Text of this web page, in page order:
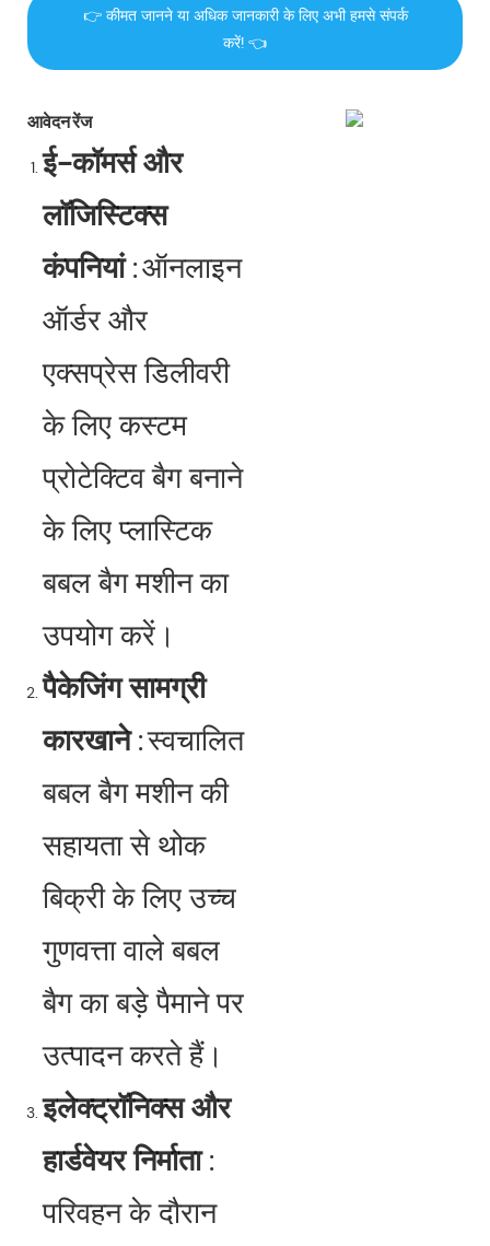
👉 कीमत जानने या अधिक जानकारी के लिए अभी हमसे संपर्क
करें! 👈
आवेदन रेंज
ई-कॉमर्स और
लॉजिस्टिक्स
कंपनियां:ऑनलाइन
ऑर्डर और
एक्सप्रेस डिलीवरी
के लिए कस्टम
प्रोटेक्टिव बैग बनाने
के लिए प्लास्टिक
बबल बैग मशीन का
उपयोग करें।
पैकेजिंग सामग्री
कारखाने:स्वचालित
बबल बैग मशीन की
सहायता से थोक
बिक्री के लिए उच्च
गुणवत्ता वाले बबल
बैग का बड़े पैमाने पर
उत्पादन करते हैं।
इलेक्ट्रॉनिक्स और
हार्डवेयर निर्माता:
परिवहन के दौरान